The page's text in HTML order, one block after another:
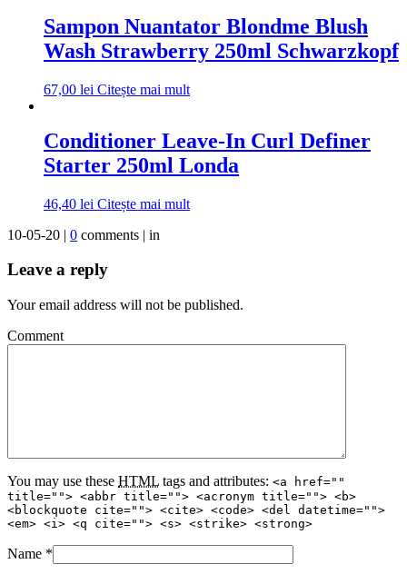
Sampon Nuantator Blondme Blush
Wash Strawberry 250ml Schwarzkopf
67,00 lei Citește mai mult
Conditioner Leave-In Curl Definer
Starter 250ml Londa
46,40 lei Citește mai mult
10-05-20 | 0 comments | in
Leave a reply
Your email address will not be published.
Comment
You may use these HTML tags and attributes: <a href=""
title=""> <abbr title=""> <acronym title=""> <b>
<blockquote cite=""> <cite> <code> <del datetime="">
<em> <i> <q cite=""> <s> <strike> <strong>
Name *